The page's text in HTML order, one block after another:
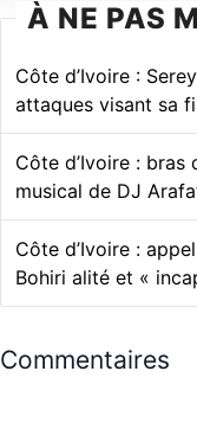
À NE PAS
Côte d’Ivoire :
attaques visant sa
Côte d’Ivoire :
musical de DJ
Côte d’Ivoire :
Bohiri alité et «
Commentaires